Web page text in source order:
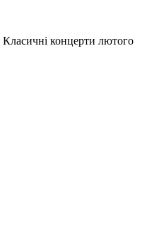
Класичні концерти лютого